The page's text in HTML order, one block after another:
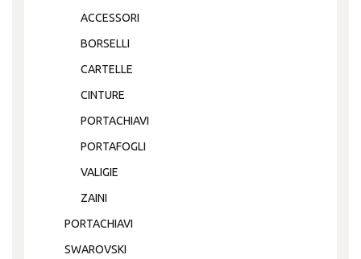
ACCESSORI
BORSELLI
CARTELLE
CINTURE
PORTACHIAVI
PORTAFOGLI
VALIGIE
ZAINI
PORTACHIAVI
SWAROVSKI